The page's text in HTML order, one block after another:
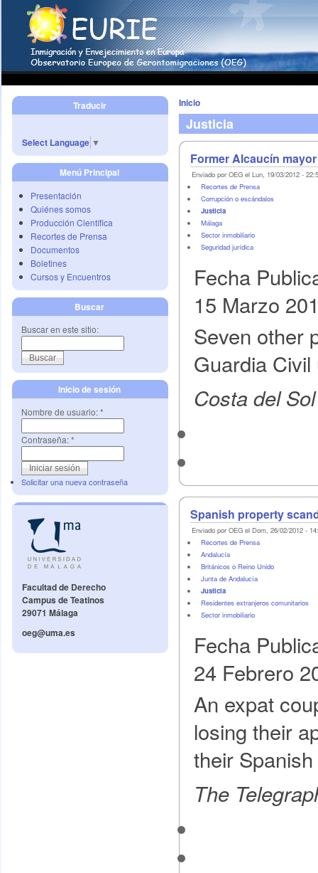
Traducir
Select Language ▼
Menú Principal
Presentación
Quiénes somos
Producción Científica
Recortes de Prensa
Documentos
Boletines
Cursos y Encuentros
Buscar
Buscar en este sitio:
Inicio de sesión
Nombre de usuario:*
Contraseña:*
Solicitar una nueva contraseña
Facultad de Derecho
Campus de Teatinos
29071 Málaga
oeg@uma.es
Inicio
Justicia
Former Alcaucín
Enviado por OEG el Lun, 19/03/2012 -
Recortes de Prensa
Corrupción o escándalos
Justicia
Málaga
Sector inmobiliario
Seguridad jurídica
Fecha
15 Marzo
Seven other
Guardia
Costa del
Spanish property
Enviado por OEG el Dom, 26/02/2012 -
Recortes de Prensa
Andalucía
Británicos o Reino Unido
Junta de Andalucía
Justicia
Residentes extranjeros comunitarios
Sector inmobiliario
Fecha
24 Febrero
An expat
losing their
their
The